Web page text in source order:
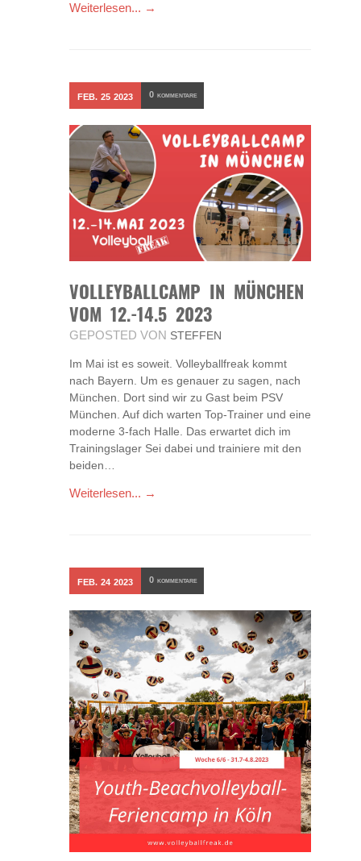
Weiterlesen... →
FEB. 25 2023 0 KOMMENTARE
VOLLEYBALLCAMP IN MÜNCHEN
VOM 12.-14.5 2023
GEPOSTED VON STEFFEN
Im Mai ist es soweit. Volleyballfreak kommt
nach Bayern. Um es genauer zu sagen, nach
München. Dort sind wir zu Gast beim PSV
München. Auf dich warten Top-Trainer und eine
moderne 3-fach Halle. Das erwartet dich im
Trainingslager Sei dabei und trainiere mit den
beiden…
Weiterlesen... →
FEB. 24 2023 0 KOMMENTARE